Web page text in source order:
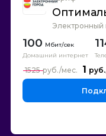
Электронный
100
Домашний интернет
1
1525